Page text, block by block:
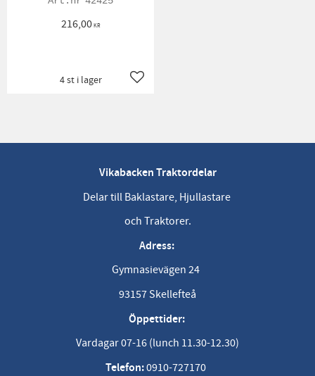
216,00KR
Lägg till i favoriter
4 st i lager
Vikabacken Traktordelar
Delar till Baklastare, Hjullastare
och Traktorer.
Adress:
Gymnasievägen 24
93157 Skellefteå
Öppettider:
Vardagar 07-16 (lunch 11.30-12.30)
Telefon:0910-727170